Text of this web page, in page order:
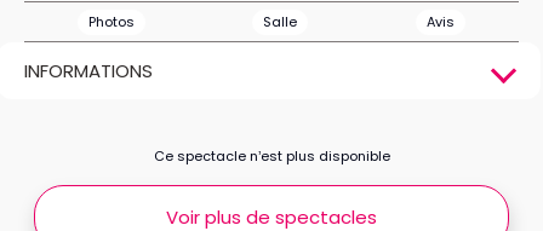
Photos Salle Avis
INFORMATIONS
Ce spectacle n’est plus disponible
Voir plus de spectacles